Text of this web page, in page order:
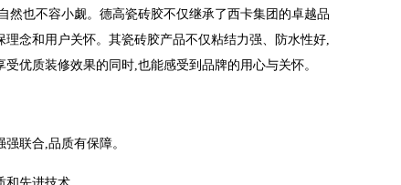
然也不容小觑。德高瓷砖胶不仅继承了西卡集团的卓越品
念和用户关怀。其瓷砖胶产品不仅粘结力强、防水性好,
优质装修效果的同时,也能感受到品牌的用心与关怀。
联合,品质有保障。